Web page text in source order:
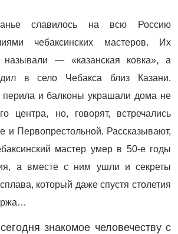
славилось на всю Россию
чебаксинских мастеров. Их
— «казанская ковка», а
в село Чебакса близ Казани.
и балконы украшали дома не
центра, но, говорят, встречались
и Первопрестольной. Рассказывают,
мастер умер в 50-е годы
а вместе с ним ушли и секреты
который даже спустя столетия
ржа…
знакомое человечеству с